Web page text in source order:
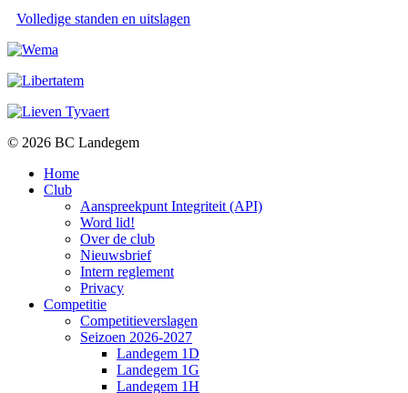
Volledige standen en uitslagen
© 2026 BC Landegem
Home
Club
Aanspreekpunt Integriteit (API)
Word lid!
Over de club
Nieuwsbrief
Intern reglement
Privacy
Competitie
Competitieverslagen
Seizoen 2026-2027
Landegem 1D
Landegem 1G
Landegem 1H